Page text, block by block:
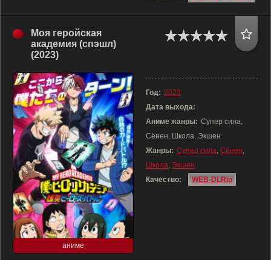
Моя геройская
академия (спэшл)
(2023)
аниме
Год: 2023
Дата выхода:
Аниме жанры: Супер сила,
Сёнен, Школа, Экшен
Жанры: Супер сила, Сёнен,
Школа, Экшен
Качество:
WEB-DLRip